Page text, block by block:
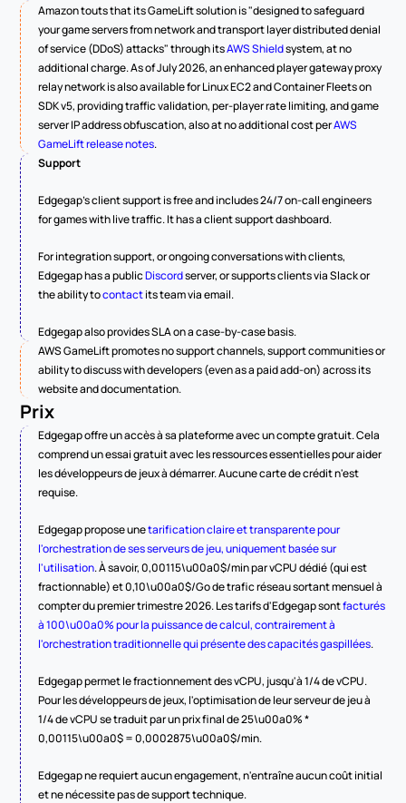
Amazon touts that its GameLift solution is "designed to safeguard
your game servers from network and transport layer distributed denial
of service (DDoS) attacks" through its AWS Shield system, at no
additional charge. As of July 2026, an enhanced player gateway proxy
relay network is also available for Linux EC2 and Container Fleets on
SDK v5, providing traffic validation, per-player rate limiting, and game
server IP address obfuscation, also at no additional cost per AWS
GameLift release notes.
Support
Edgegap's client support is free and includes 24/7 on-call engineers
for games with live traffic. It has a client support dashboard.
For integration support, or ongoing conversations with clients,
Edgegap has a public Discord server, or supports clients via Slack or
the ability to contact its team via email.
Edgegap also provides SLA on a case-by-case basis.
AWS GameLift promotes no support channels, support communities or
ability to discuss with developers (even as a paid add-on) across its
website and documentation.
Prix
Edgegap offre un accès à sa plateforme avec un compte gratuit. Cela
comprend un essai gratuit avec les ressources essentielles pour aider
les développeurs de jeux à démarrer. Aucune carte de crédit n'est
requise.
Edgegap propose une tarification claire et transparente pour
l'orchestration de ses serveurs de jeu, uniquement basée sur
l'utilisation. À savoir, 0,00115\u00a0$/min par vCPU dédié (qui est
fractionnable) et 0,10\u00a0$/Go de trafic réseau sortant mensuel à
compter du premier trimestre 2026. Les tarifs d'Edgegap sont facturés
à 100\u00a0% pour la puissance de calcul, contrairement à
l'orchestration traditionnelle qui présente des capacités gaspillées.
Edgegap permet le fractionnement des vCPU, jusqu'à 1/4 de vCPU.
Pour les développeurs de jeux, l'optimisation de leur serveur de jeu à
1/4 de vCPU se traduit par un prix final de 25\u00a0% *
0,00115\u00a0$ = 0,0002875\u00a0$/min.
Edgegap ne requiert aucun engagement, n'entraîne aucun coût initial
et ne nécessite pas de support technique.